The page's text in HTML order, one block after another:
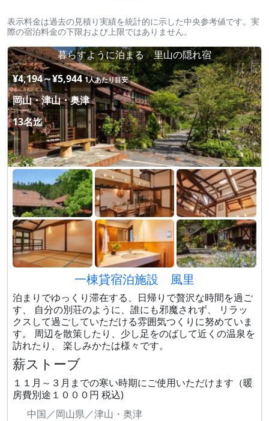
表示料金は過去の見積り実績を統計的に示した中央参考値です。実
際の宿泊料金の下限および上限ではありません。
暮らすように泊まる 里山の隠れ宿
¥4,194～¥5,944 1人あたり目安
岡山・津山・奥津
13名迄
一棟貸宿泊施設 風里
泊まりでゆっくり滞在する、日帰りで贅沢な時間を過ご
す、 自分の別荘のように、誰にも邪魔されず、 リラッ
クスして過ごしていただける雰囲気つくりに努めていま
す。 周辺を散策したり、少し足をのばして近くの温泉を
訪れたり、 楽しみかたは様々です。
薪ストーブ
１１月～３月までの寒い時期にご使用いただけます（暖
房費別途１０００円 税込)
中国／岡山県／津山・奥津